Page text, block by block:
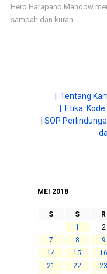
Hero Harapano Mandow
sampah dan kuran ...
| Tentang
| Etika Kode
SOP
MEI 2018
S S R
1
2
7
8 9
14
15 16
21
22 23